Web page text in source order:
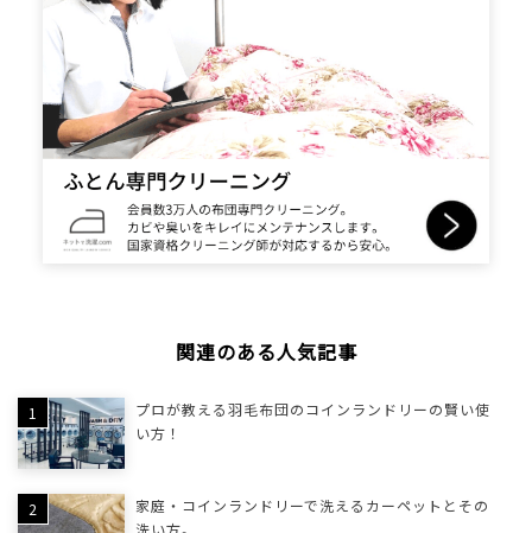
関連のある人気記事
プロが教える羽毛布団のコインランドリーの賢い使
い方！
家庭・コインランドリーで洗えるカーペットとその
洗い方。